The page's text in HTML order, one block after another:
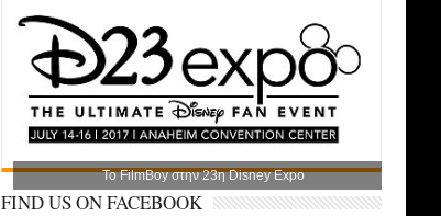
Το FilmBoy στην 23η Disney Expo
FIND US ON FACEBOOK